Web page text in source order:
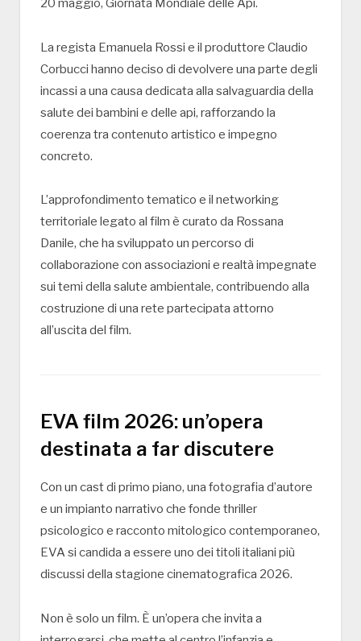
20 maggio, Giornata Mondiale delle Api.
La regista Emanuela Rossi e il produttore Claudio
Corbucci hanno deciso di devolvere una parte degli
incassi a una causa dedicata alla salvaguardia della
salute dei bambini e delle api, rafforzando la
coerenza tra contenuto artistico e impegno
concreto.
L’approfondimento tematico e il networking
territoriale legato al film è curato da Rossana
Danile, che ha sviluppato un percorso di
collaborazione con associazioni e realtà impegnate
sui temi della salute ambientale, contribuendo alla
costruzione di una rete partecipata attorno
all’uscita del film.
EVA film 2026: un’opera
destinata a far discutere
Con un cast di primo piano, una fotografia d’autore
e un impianto narrativo che fonde thriller
psicologico e racconto mitologico contemporaneo,
EVA si candida a essere uno dei titoli italiani più
discussi della stagione cinematografica 2026.
Non è solo un film. È un’opera che invita a